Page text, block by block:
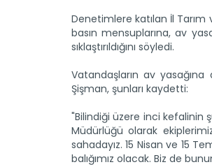
Denetimlere katılan İl
basın mensuplarına, av
sıklaştırıldığını söyledi.
Vatandaşların av
Şişman, şunları kaydetti:
"Bilindiği üzere inci kefalinin
Müdürlüğü olarak
sahadayız. 15 Nisan ve 15
balığımız olacak. Biz de